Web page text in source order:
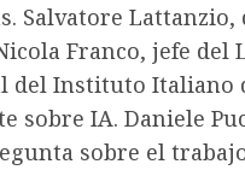
Salvatore Lattanzio,
Franco, jefe del
del Instituto Italiano
sobre IA. Daniele
sobre el